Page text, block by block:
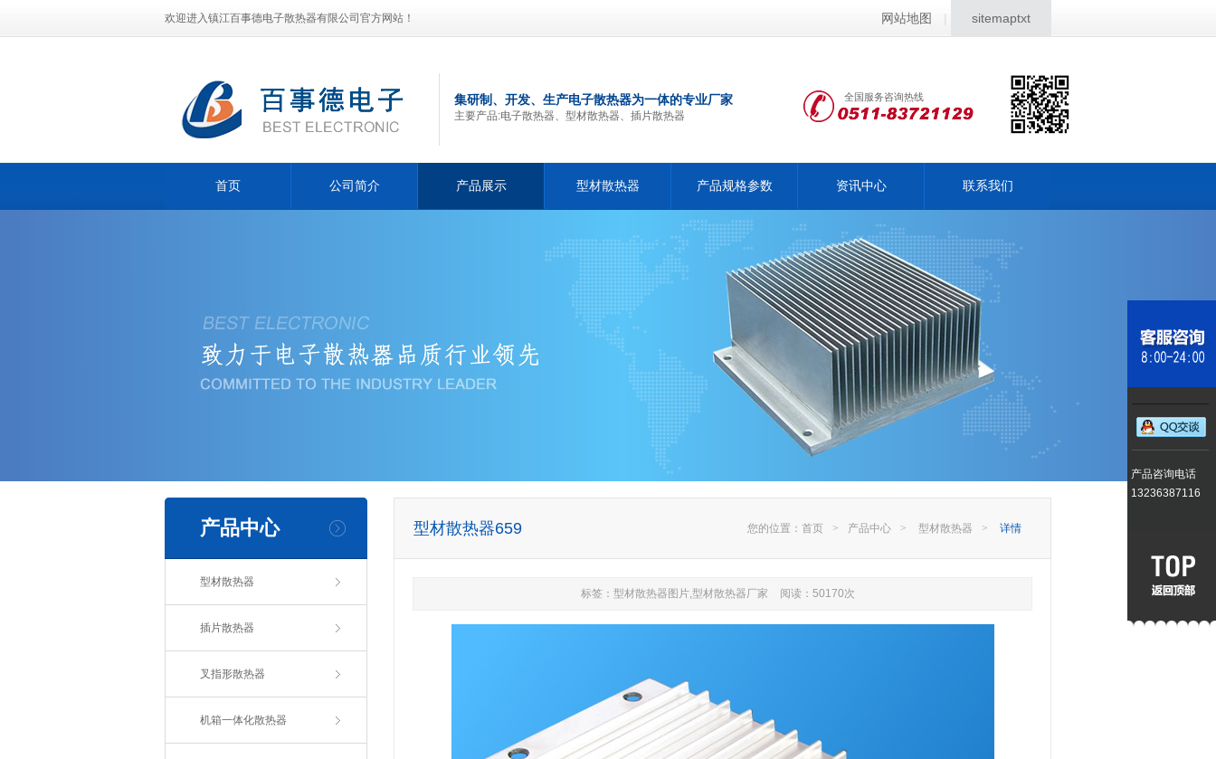
欢迎进入镇江百事德电子散热器有限公司官方网站！ 网站地图 | sitemaptxt
集研制、开发、生产电子散热器为一体的专业厂家
主要产品:电子散热器、型材散热器、插片散热器
全国服务咨询热线
首页 公司简介 产品展示 型材散热器 产品规格参数 资讯中心 联系我们
产品中心
型材散热器
插片散热器
叉指形散热器
机箱一体化散热器
型材散热器659 您的位置： 首页 > 产品中心 > 型材散热器 > 详情
标签：型材散热器图片,型材散热器厂家 阅读：50170次
产品咨询电话
13236387116